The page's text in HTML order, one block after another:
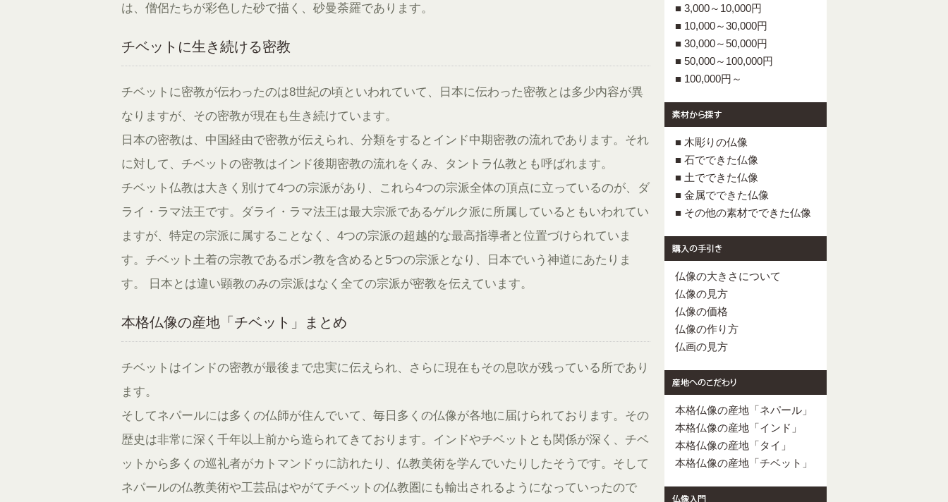
は、僧侶たちが彩色した砂で描く、砂曼荼羅であります。
チベットに生き続ける密教
チベットに密教が伝わったのは8世紀の頃といわれていて、日本に伝わった密教とは多少内容が異
なりますが、その密教が現在も生き続けています。
日本の密教は、中国経由で密教が伝えられ、分類をするとインド中期密教の流れであります。それ
に対して、チベットの密教はインド後期密教の流れをくみ、タントラ仏教とも呼ばれます。
チベット仏教は大きく別けて4つの宗派があり、これら4つの宗派全体の頂点に立っているのが、ダ
ライ・ラマ法王です。ダライ・ラマ法王は最大宗派であるゲルク派に所属しているともいわれてい
ますが、特定の宗派に属することなく、4つの宗派の超越的な最高指導者と位置づけられていま
す。チベット土着の宗教であるボン教を含めると5つの宗派となり、日本でいう神道にあたりま
す。 日本とは違い顕教のみの宗派はなく全ての宗派が密教を伝えています。
本格仏像の産地「チベット」まとめ
チベットはインドの密教が最後まで忠実に伝えられ、さらに現在もその息吹が残っている所であり
ます。
そしてネパールには多くの仏師が住んでいて、毎日多くの仏像が各地に届けられております。その
歴史は非常に深く千年以上前から造られてきております。インドやチベットとも関係が深く、チベ
ットから多くの巡礼者がカトマンドゥに訪れたり、仏教美術を学んでいたりしたそうです。そして
ネパールの仏教美術や工芸品はやがてチベットの仏教圏にも輸出されるようになっていったので
■ 3,000～10,000円
■ 10,000～30,000円
■ 30,000～50,000円
■ 50,000～100,000円
■ 100,000円～
■ 木彫りの仏像
■ 石でできた仏像
■ 土でできた仏像
■ 金属でできた仏像
■ その他の素材でできた仏像
仏像の大きさについて
仏像の見方
仏像の価格
仏像の作り方
仏画の見方
本格仏像の産地「ネパール」
本格仏像の産地「インド」
本格仏像の産地「タイ」
本格仏像の産地「チベット」